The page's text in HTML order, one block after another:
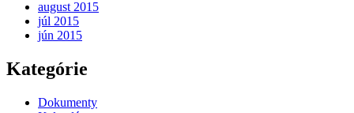
august 2015
júl 2015
jún 2015
Kategórie
Dokumenty